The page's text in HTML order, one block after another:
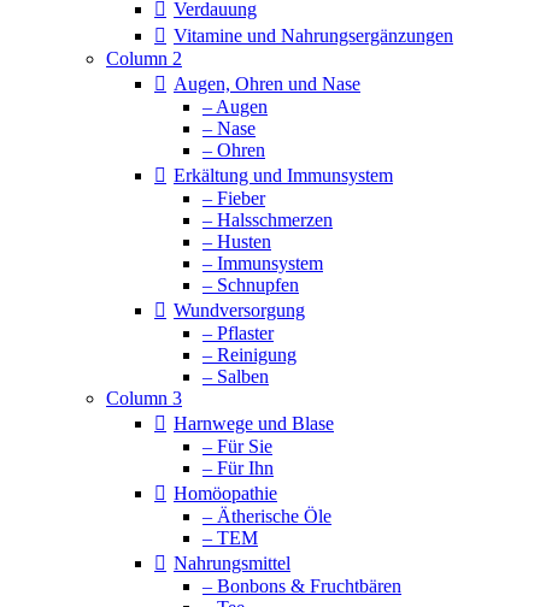
Verdauung
Vitamine und Nahrungsergänzungen
Column 2
Augen, Ohren und Nase
– Augen
– Nase
– Ohren
Erkältung und Immunsystem
– Fieber
– Halsschmerzen
– Husten
– Immunsystem
– Schnupfen
Wundversorgung
– Pflaster
– Reinigung
– Salben
Column 3
Harnwege und Blase
– Für Sie
– Für Ihn
Homöopathie
– Ätherische Öle
– TEM
Nahrungsmittel
– Bonbons & Fruchtbären